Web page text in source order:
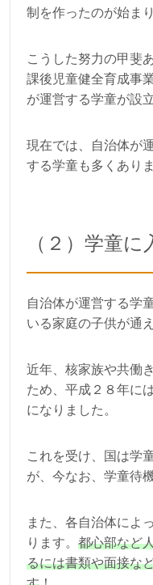
制を作ったのが始ま
こうした努力の甲斐
課後児童健全育成事
が運営する学童が設
現在では、自治体が
する学童も多くありま
（２）学童に
自治体が運営する学
いる家庭の子供が通
近年、核家族や共働
ため、平成２８年に
になりました。
これを受け、国は学
が、今なお、学童待
また、各自治体によ
ります。 都心部など
るには書類や面接な